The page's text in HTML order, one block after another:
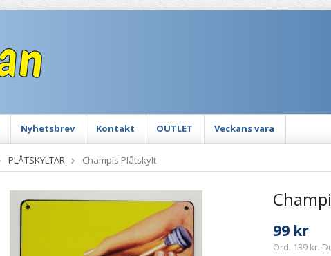
Nyhetsbrev Kontakt OUTLET Veckans vara
PLÅTSKYLTAR Champis Plåtskylt
99 kr
Ord. 139 kr.